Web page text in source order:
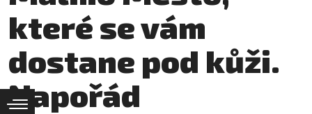
které se vám
dostane pod kůži.
Napořád